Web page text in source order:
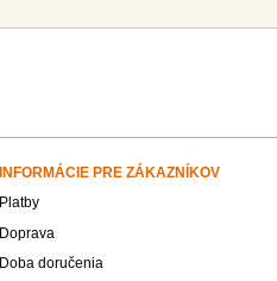
INFORMÁCIE PRE ZÁKAZNÍKOV
Platby
Doprava
Doba doručenia